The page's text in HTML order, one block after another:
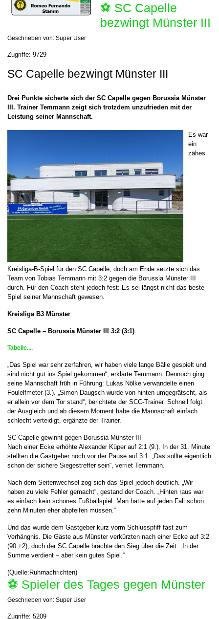
⚽️ SC Capelle
bezwingt Münster III
Geschrieben von: Super User
Zugriffe: 9729
SC Capelle bezwingt Münster III
Drei Punkte sicherte sich der SC Capelle gegen Borussia Münster
III. Trainer Temmann zeigt sich trotzdem unzufrieden mit der
Leistung seiner Mannschaft.
Es war
ein
zähes
Kreisliga-B-Spiel für den SC Capelle, doch am Ende setzte sich das
Team von Tobias Temmann mit 3:2 gegen die Borussia Münster III
durch. Für den Coach steht jedoch fest: Es sei längst nicht das beste
Spiel seiner Mannschaft gewesen.
Kreisliga B3 Münster
SC Capelle – Borussia Münster III 3:2 (3:1)
Tabelle....
„Das Spiel war sehr zerfahren, wir haben viele lange Bälle gespielt und
sind nicht gut ins Spiel gekommen“, erklärte Temmann. Dennoch ging
seine Mannschaft früh in Führung: Lukas Nölke verwandelte einen
Foulelfmeter (3.). „Simon Daugsch wurde von hinten umgegrätscht, als
er allein vor dem Tor stand“, berichtete der SCC-Trainer. Schnell folgt
der Ausgleich und ab diesem Moment habe die Mannschaft einfach
schlecht verteidigt, ergänzte der Trainer.
SC Capelle gewinnt gegen Borussia Münster III
Nach einer Ecke erhöhte Alexander Küper auf 2:1 (9.). In der 31. Minute
stellten die Gastgeber noch vor der Pause auf 3:1. „Das sollte eigentlich
schon der sichere Siegestreffer sein“, verriet Temmann.
Nach dem Seitenwechsel zog sich das Spiel jedoch deutlich. „Wir
haben zu viele Fehler gemacht“, gestand der Coach. „Hinten raus war
es einfach kein schönes Fußballspiel. Man hätte auf jeden Fall schon
zehn Minuten eher abpfeifen müssen.“
Und das wurde dem Gastgeber kurz vorm Schlusspfiff fast zum
Verhängnis. Die Gäste aus Münster verkürzten nach einer Ecke auf 3:2
(90.+2), doch der SC Capelle brachte den Sieg über die Zeit. „In der
Summe verdient – aber kein gutes Spiel.“
(Quelle:Ruhrnachrichten)
⚽️ Spieler des Tages gegen Münster
Geschrieben von: Super User
Zugriffe: 5209